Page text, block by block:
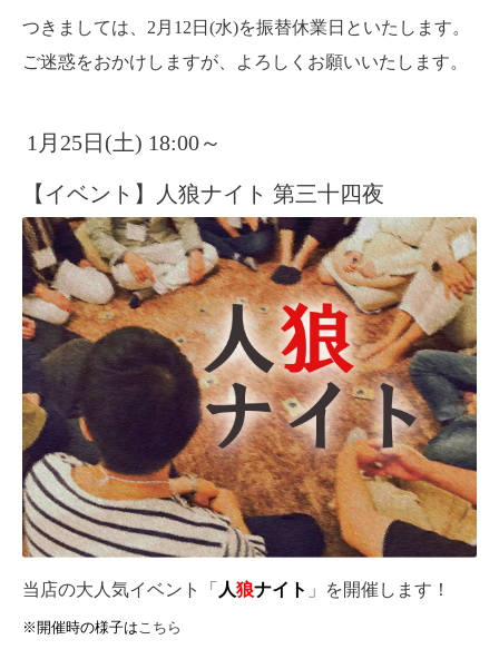
つきましては、2月12日(水)を振替休業日といたします。
ご迷惑をおかけしますが、よろしくお願いいたします。
1月25日(土) 18:00～
【イベント】人狼ナイト 第三十四夜
当店の大人気イベント「 人狼ナイト 」を開催します！
※開催時の様子はこちら